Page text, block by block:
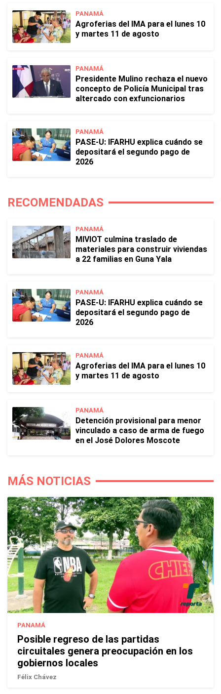
PANAMÁ
Agroferias del IMA para el lunes 10
y martes 11 de agosto
PANAMÁ
Presidente Mulino rechaza el nuevo
concepto de Policía Municipal tras
altercado con exfuncionarios
PANAMÁ
PASE-U: IFARHU explica cuándo se
depositará el segundo pago de
2026
RECOMENDADAS
PANAMÁ
MIVIOT culmina traslado de
materiales para construir viviendas
a 22 familias en Guna Yala
PANAMÁ
PASE-U: IFARHU explica cuándo se
depositará el segundo pago de
2026
PANAMÁ
Agroferias del IMA para el lunes 10
y martes 11 de agosto
PANAMÁ
Detención provisional para menor
vinculado a caso de arma de fuego
en el José Dolores Moscote
MÁS NOTICIAS
PANAMÁ
Posible regreso de las partidas
circuitales genera preocupación en los
gobiernos locales
Félix Chávez